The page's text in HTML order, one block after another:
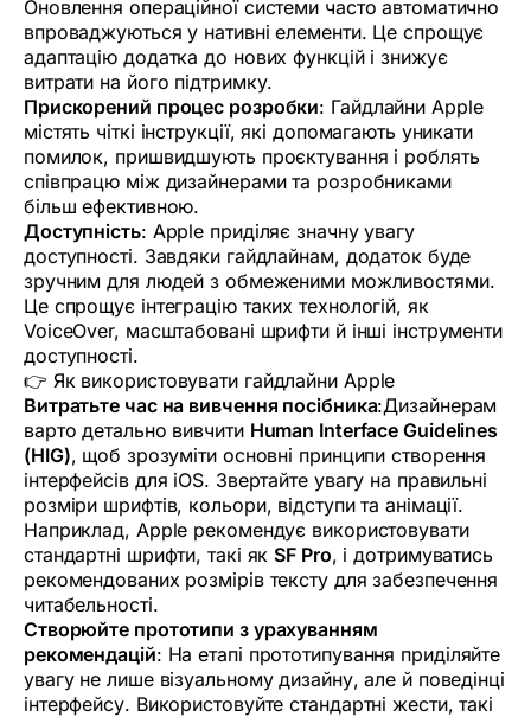
Оновлення операційної системи часто автоматично
впроваджуються у нативні елементи. Це спрощує
адаптацію додатка до нових функцій і знижує
витрати на його підтримку.
Прискорений процес розробки: Гайдлайни Apple
містять чіткі інструкції, які допомагають уникати
помилок, пришвидшують проєктування і роблять
співпрацю між дизайнерами та розробниками
більш ефективною.
Доступність: Apple приділяє значну увагу
доступності. Завдяки гайдлайнам, додаток буде
зручним для людей з обмеженими можливостями.
Це спрощує інтеграцію таких технологій, як
VoiceOver, масштабовані шрифти й інші інструменти
доступності.
👉 Як використовувати гайдлайни Apple
Витратьте час на вивчення посібника:Дизайнерам
варто детально вивчити Human Interface Guidelines
(HIG), щоб зрозуміти основні принципи створення
інтерфейсів для iOS. Звертайте увагу на правильні
розміри шрифтів, кольори, відступи та анімації.
Наприклад, Apple рекомендує використовувати
стандартні шрифти, такі як SF Pro, і дотримуватись
рекомендованих розмірів тексту для забезпечення
читабельності.
Створюйте прототипи з урахуванням
рекомендацій: На етапі прототипування приділяйте
увагу не лише візуальному дизайну, але й поведінці
інтерфейсу. Використовуйте стандартні жести, такі